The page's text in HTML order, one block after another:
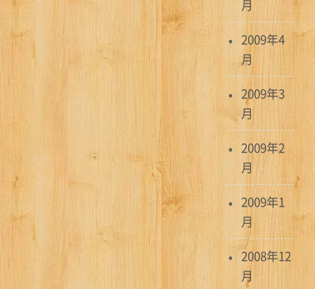
月
2009年4
月
2009年3
月
2009年2
月
2009年1
月
2008年12
月